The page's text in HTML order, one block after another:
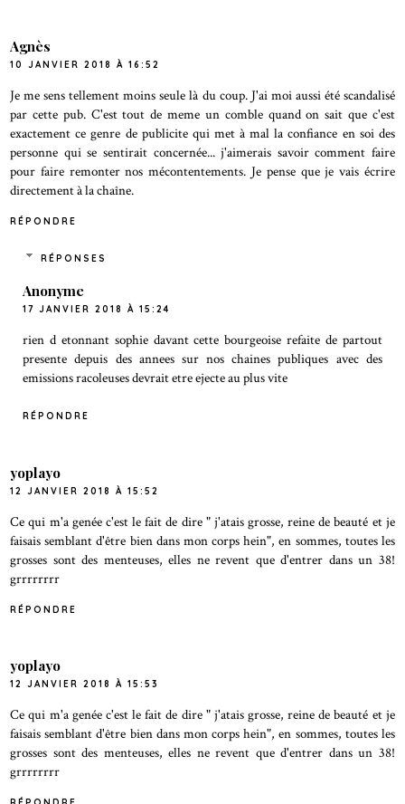
Agnès
10 JANVIER 2018 À 16:52
Je me sens tellement moins seule là du coup. J'ai moi aussi été scandalisé
par cette pub. C'est tout de meme un comble quand on sait que c'est
exactement ce genre de publicite qui met à mal la confiance en soi des
personne qui se sentirait concernée... j'aimerais savoir comment faire
pour faire remonter nos mécontentements. Je pense que je vais écrire
directement à la chaîne.
RÉPONDRE
RÉPONSES
Anonyme
17 JANVIER 2018 À 15:24
rien d etonnant sophie davant cette bourgeoise refaite de partout
presente depuis des annees sur nos chaines publiques avec des
emissions racoleuses devrait etre ejecte au plus vite
RÉPONDRE
yoplayo
12 JANVIER 2018 À 15:52
Ce qui m'a genée c'est le fait de dire " j'atais grosse, reine de beauté et je
faisais semblant d'être bien dans mon corps hein", en sommes, toutes les
grosses sont des menteuses, elles ne revent que d'entrer dans un 38!
grrrrrrrr
RÉPONDRE
yoplayo
12 JANVIER 2018 À 15:53
Ce qui m'a genée c'est le fait de dire " j'atais grosse, reine de beauté et je
faisais semblant d'être bien dans mon corps hein", en sommes, toutes les
grosses sont des menteuses, elles ne revent que d'entrer dans un 38!
grrrrrrrr